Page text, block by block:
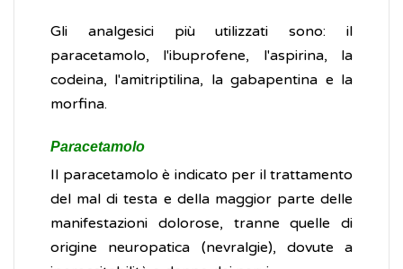
Gli analgesici più utilizzati sono: il
paracetamolo, l'ibuprofene, l'aspirina, la
codeina, l'amitriptilina, la gabapentina e la
morfina.
Paracetamolo
Il paracetamolo è indicato per il trattamento
del mal di testa e della maggior parte delle
manifestazioni dolorose, tranne quelle di
origine neuropatica (nevralgie), dovute a